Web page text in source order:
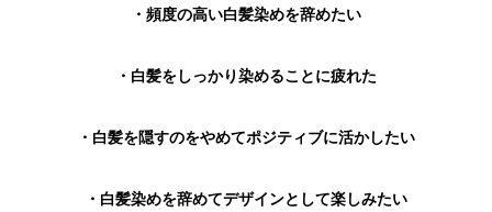
・頻度の高い白髪染めを辞めたい
・白髪をしっかり染めることに疲れた
・白髪を隠すのをやめてポジティブに活かしたい
・白髪染めを辞めてデザインとして楽しみたい